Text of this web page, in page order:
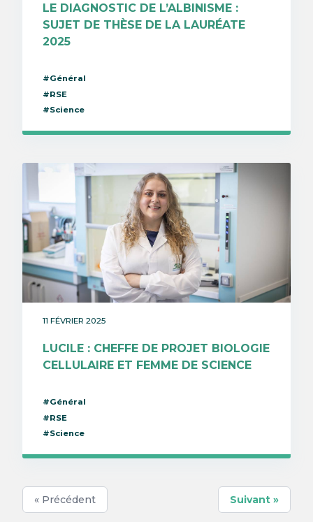
LE DIAGNOSTIC DE L’ALBINISME :
SUJET DE THÈSE DE LA LAURÉATE
2025
#Général
#RSE
#Science
11 FÉVRIER 2025
LUCILE : CHEFFE DE PROJET BIOLOGIE
CELLULAIRE ET FEMME DE SCIENCE
#Général
#RSE
#Science
« Précédent Suivant »